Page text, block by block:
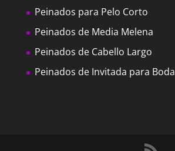
Peinados para Pelo Corto
Peinados de Media Melena
Peinados de Cabello Largo
Peinados de Invitada para Boda